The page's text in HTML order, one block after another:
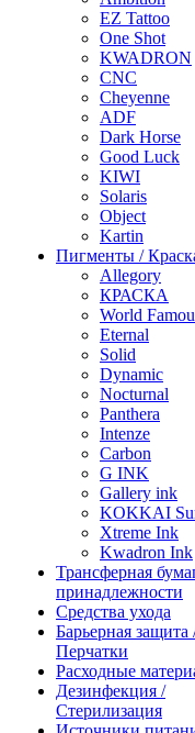
EZ Tattoo
One Shot
KWADRON
CNC
Cheyenne
ADF
Dark Horse
Good Luck
KIWI
Solaris
Object
Kartin
Пигменты /
Allegory
КРАСКА
World
Eternal
Solid
Dynamic
Nocturnal
Panthera
Intenze
Carbon
G INK
Gallery ink
KOKKAI
Xtreme Ink
Kwadron Ink
Трансферная
принадлежности
Средства ухода
Барьерная защита
Перчатки
Расходные
Дезинфекция /
Стерилизация